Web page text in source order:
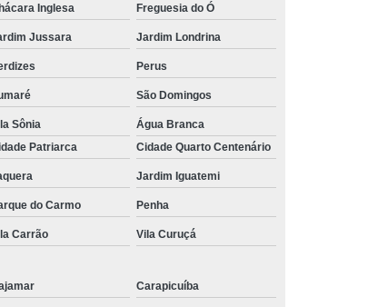
Inglesa Freguesia do Ó
Jussara Jardim Londrina
Perus
São Domingos
Sônia
Água Branca
Patriarca Cidade Quarto Centenário
Jardim Iguatemi
do Carmo Penha
Carrão Vila Curuçá
Carapicuíba